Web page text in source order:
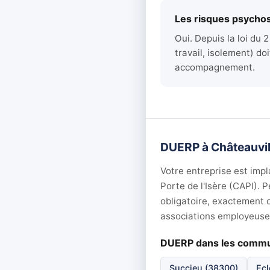
Les risques
Oui. Depuis la loi du
travail, isolement)
accompagnement.
DUERP à
Votre entreprise est
Porte de l'Isère (CAPI).
obligatoire, exactement
associations
DUERP dans les
Succieu (38300)